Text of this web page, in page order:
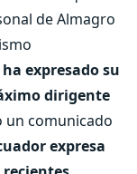
de Almagro
expresado su
dirigente
un comunicado
expresa